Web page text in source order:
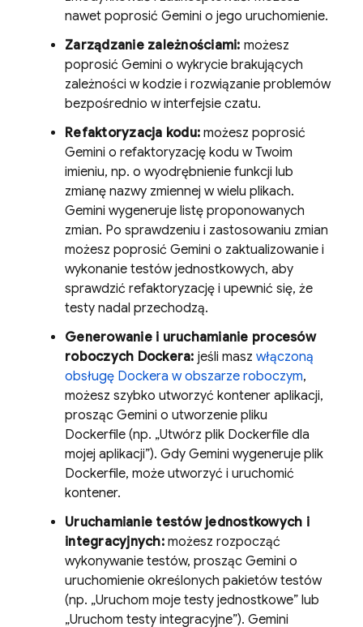
nawet poprosić Gemini o jego uruchomienie.
Zarządzanie zależnościami: możesz
poprosić Gemini o wykrycie brakujących
zależności w kodzie i rozwiązanie problemów
bezpośrednio w interfejsie czatu.
Refaktoryzacja kodu: możesz poprosić
Gemini o refaktoryzację kodu w Twoim
imieniu, np. o wyodrębnienie funkcji lub
zmianę nazwy zmiennej w wielu plikach.
Gemini wygeneruje listę proponowanych
zmian. Po sprawdzeniu i zastosowaniu zmian
możesz poprosić Gemini o zaktualizowanie i
wykonanie testów jednostkowych, aby
sprawdzić refaktoryzację i upewnić się, że
testy nadal przechodzą.
Generowanie i uruchamianie procesów
roboczych Dockera: jeśli masz włączoną
obsługę Dockera w obszarze roboczym,
możesz szybko utworzyć kontener aplikacji,
prosząc Gemini o utworzenie pliku
Dockerfile (np. „Utwórz plik Dockerfile dla
mojej aplikacji”). Gdy Gemini wygeneruje plik
Dockerfile, może utworzyć i uruchomić
kontener.
Uruchamianie testów jednostkowych i
integracyjnych:możesz rozpocząć
wykonywanie testów, prosząc Gemini o
uruchomienie określonych pakietów testów
(np. „Uruchom moje testy jednostkowe” lub
„Uruchom testy integracyjne”). Gemini